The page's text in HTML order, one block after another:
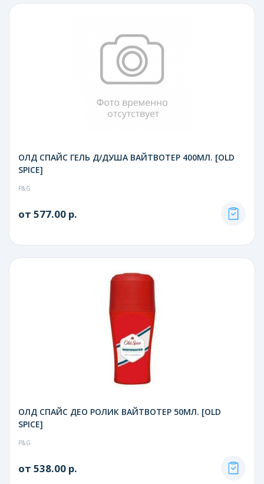
ОЛД СПАЙС ГЕЛЬ Д/ДУША ВАЙТВОТЕР 400МЛ. [OLD
SPICE]
P&G
от 577.00 р.
ОЛД СПАЙС ДЕО РОЛИК ВАЙТВОТЕР 50МЛ. [OLD
SPICE]
P&G
от 538.00 р.